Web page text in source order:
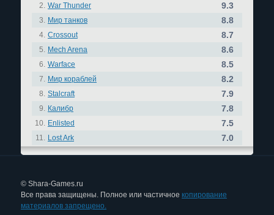
2. War Thunder 9.3
3. Мир танков 8.8
4. Crossout 8.7
5. Mech Arena 8.6
6. Warface 8.5
7. Мир кораблей 8.2
8. Stalcraft 7.9
9. Калибр 7.8
10. Enlisted 7.5
11. Lost Ark 7.0
© Shara-Games.ru
Все права защищены. Полное или частичное копирование
материалов запрещено.